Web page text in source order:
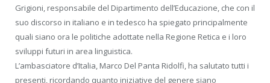
Grigioni, responsabile del Dipartimento dell’Educazione, che con il
suo discorso in italiano e in tedesco ha spiegato principalmente
quali siano ora le politiche adottate nella Regione Retica e i loro
sviluppi futuri in area linguistica.
L’ambasciatore d’Italia, Marco Del Panta Ridolfi, ha salutato tutti i
presenti, ricordando quanto iniziative del genere siano